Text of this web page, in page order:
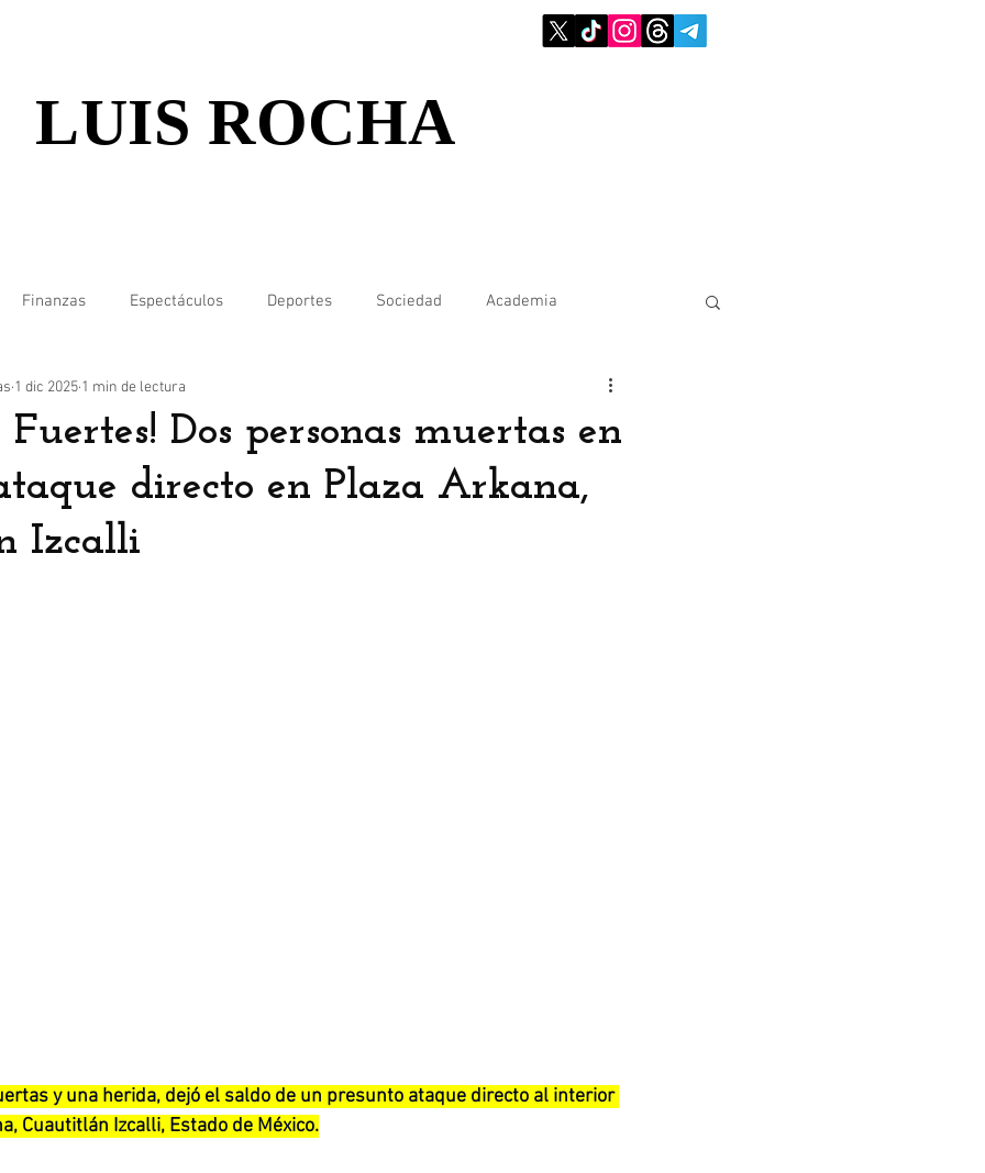
LUIS ROCHA
Finanzas Espectáculos Deportes Sociedad Academia
Fuertes! Dos personas muertas en
directo en Plaza Arkana,
Izcalli
1 dic 2025 1 min de lectura
y una herida, dejó el saldo de un presunto ataque directo al interior
Cuautitlán Izcalli, Estado de México.